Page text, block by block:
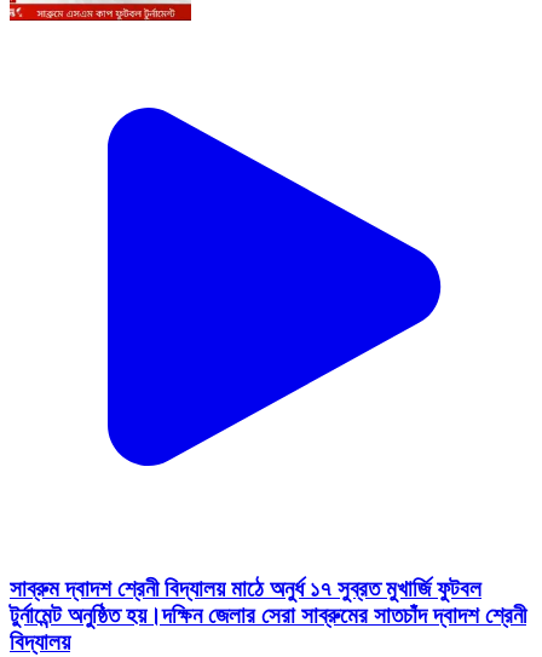
সাব্রুম দ্বাদশ শ্রেনী বিদ্যালয় মাঠে অনুর্ধ ১৭ সুব্রত মুখার্জি ফুটবল
টুর্নামেন্ট অনুষ্ঠিত হয়।দক্ষিন জেলার সেরা সাব্রুমের সাতচাঁদ দ্বাদশ শ্রেনী
বিদ্যালয়